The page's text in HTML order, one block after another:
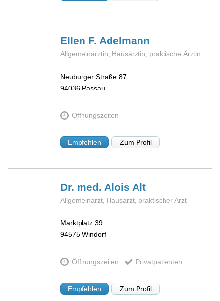
Ellen F. Adelmann
Allgemeinärztin, Hausärztin, praktische Ärztin
Neuburger Straße 87
94036 Passau
Öffnungszeiten
Empfehlen Zum Profil
Dr. med. Alois Alt
Allgemeinarzt, Hausarzt, praktischer Arzt
Marktplatz 39
94575 Windorf
Öffnungszeiten Privatpatienten
Empfehlen Zum Profil